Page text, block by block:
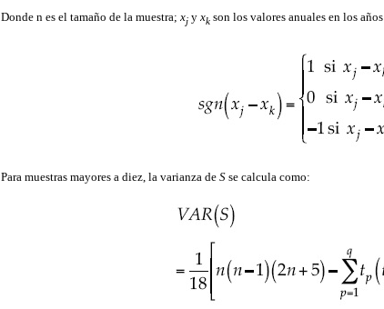
Donde n es el tamaño de la muestra; xj y xk son los valores anuales en los años
Para muestras mayores a diez, la varianza de S se calcula como: